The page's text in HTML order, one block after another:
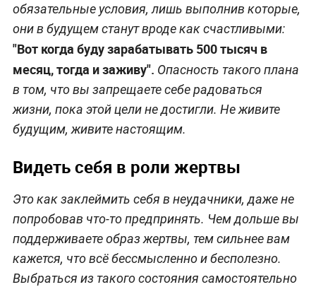
обязательные условия, лишь выполнив которые,
они в будущем станут вроде как счастливыми:
"Вот когда буду зарабатывать 500 тысяч в
месяц, тогда и заживу". Опасность такого плана
в том, что вы запрещаете себе радоваться
жизни, пока этой цели не достигли. Не живите
будущим, живите настоящим.
Видеть себя в роли жертвы
Это как заклеймить себя в неудачники, даже не
попробовав что-то предпринять. Чем дольше вы
поддерживаете образ жертвы, тем сильнее вам
кажется, что всё бессмысленно и бесполезно.
Выбраться из такого состояния самостоятельно